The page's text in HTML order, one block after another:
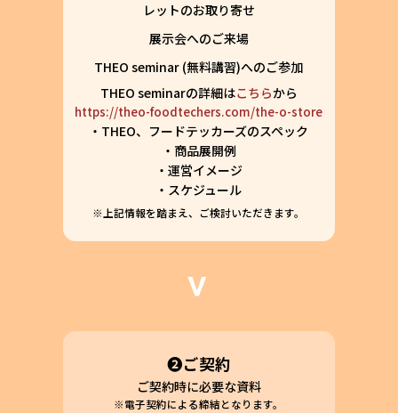
レットのお取り寄せ
展示会へのご来場
THEO seminar (無料講習)へのご参加
THEO seminarの詳細はこちらから
https://theo-foodtechers.com/the-o-store
・THEO、フードテッカーズのスペック
・商品展開例
・運営イメージ
・スケジュール
※上記情報を踏まえ、ご検討いただきます。
❷ご契約
ご契約時に必要な資料
※電子契約による締結となります。